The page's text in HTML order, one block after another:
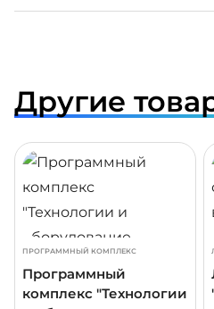
Другие
ПРОГРАММНЫЙ КОМПЛЕКС
Программный
комплекс "Технологии